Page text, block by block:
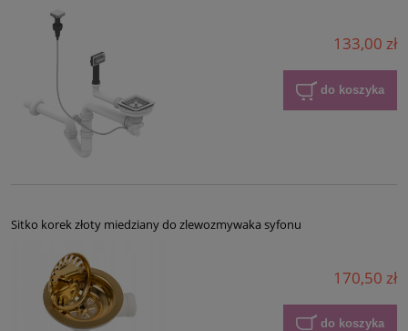
133,00 zł
do koszyka
Sitko korek złoty miedziany do zlewozmywaka syfonu
170,50 zł
do koszyka